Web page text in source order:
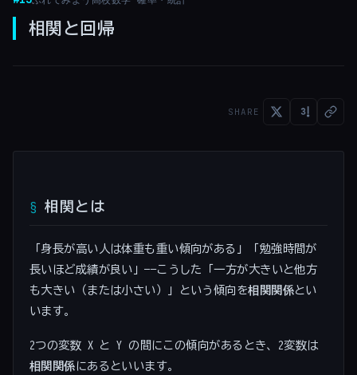
相関と回帰
SHARE
相関とは
「身長が高い人は体重も重い傾向がある」「勉強時間が
長いほど成績が良い」——こうした「一方が大きいと他方
も大きい（または小さい）」という傾向を相関関係とい
います。
2つの変数 X と Y の間にこの傾向があるとき、2変数は
相関関係にあるといいます。